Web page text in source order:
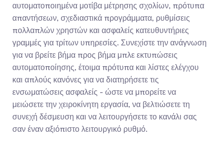
αυτοματοποιημένα μοτίβα μέτρησης σχολίων, πρότυπα
απαντήσεων, σχεδιαστικά προγράμματα, ρυθμίσεις
πολλαπλών χρηστών και ασφαλείς κατευθυντήριες
γραμμές για τρίτων υπηρεσίες. Συνεχίστε την ανάγνωση
για να βρείτε βήμα προς βήμα μπλε εκτυπώσεις
αυτοματοποίησης, έτοιμα πρότυπα και λίστες ελέγχου
και απλούς κανόνες για να διατηρήσετε τις
ενσωματώσεις ασφαλείς - ώστε να μπορείτε να
μειώσετε την χειροκίνητη εργασία, να βελτιώσετε τη
συνεχή δέσμευση και να λειτουργήσετε το κανάλι σας
σαν έναν αξιόπιστο λειτουργικό ρυθμό.